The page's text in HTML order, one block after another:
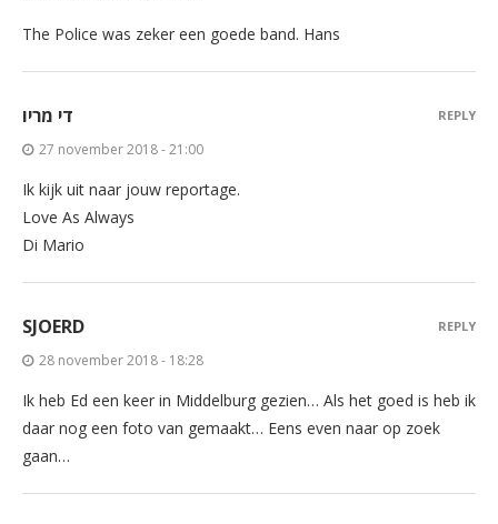
The Police was zeker een goede band. Hans
די מריו
27 november 2018 - 21:00
Ik kijk uit naar jouw reportage.
Love As Always
Di Mario
REPLY
SJOERD
28 november 2018 - 18:28
Ik heb Ed een keer in Middelburg gezien… Als het goed is heb ik
daar nog een foto van gemaakt… Eens even naar op zoek
gaan…
REPLY